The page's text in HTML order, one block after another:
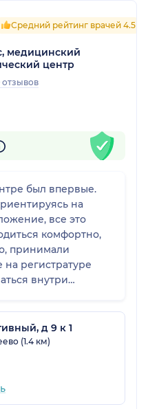
Средний рейтинг врачей 4.5
медицинский
центр
отзывов
был впервые.
на
все это
комфортно,
принимали
регистратуре
внутри
пятёрка.
д 9 к 1
(1.4 км)